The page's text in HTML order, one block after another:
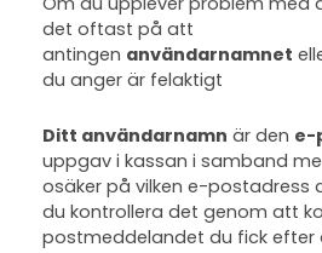
det oftast på att
antingen användarnamnet
du anger är felaktigt
Ditt användarnamn är den e-
uppgav i kassan i samband
osäker på vilken e-postadress
du kontrollera det genom att
postmeddelandet du fick efter